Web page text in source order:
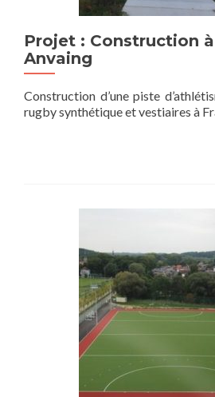
Projet : Construction
Anvaing
Construction d’une piste
rugby synthétique et vestiaires à